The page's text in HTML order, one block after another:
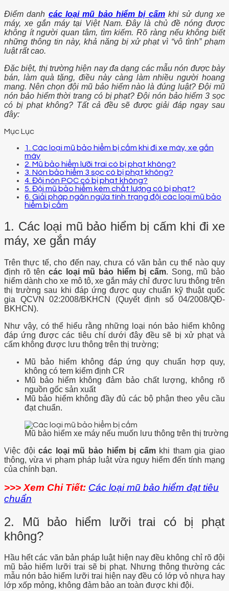
Điểm danh các loại mũ bảo hiểm bị cấmkhi sử dụng xe
máy, xe gắn máy tại Việt Nam. Đây là chủ đề nóng được
không ít người quan tâm, tìm kiếm. Rõ ràng nếu không biết
những thông tin này, khả năng bị xử phạt vì “vô tình” phạm
luật rất cao.
Đặc biệt, thị trường hiện nay đa dạng các mẫu nón được bày
bán, làm quà tặng, điều này càng làm nhiều người hoang
mang. Nên chọn đội mũ bảo hiểm nào là đúng luật? Đội mũ
nón bảo hiểm thời trang có bị phạt? Đội nón bảo hiểm 3 sọc
có bị phạt không? Tất cả đều sẽ được giải đáp ngay sau
đây:
Mục Lục
1. Các loại mũ bảo hiểm bị cấm khi đi xe máy, xe gắn
máy
2. Mũ bảo hiểm lưỡi trai có bị phạt không?
3. Nón bảo hiểm 3 sọc có bị phạt không?
4. Đội nón POC có bị phạt không?
5. Đội mũ bảo hiểm kém chất lượng có bị phạt?
6. Giải pháp ngăn ngừa tình trạng đội các loại mũ bảo
hiểm bị cấm
1. Các loại mũ bảo hiểm bị cấm khi đi xe
máy, xe gắn máy
Trên thực tế, cho đến nay, chưa có văn bản cụ thể nào quy
định rõ tên các loại mũ bảo hiểm bị cấm. Song, mũ bảo
hiểm dành cho xe mô tô, xe gắn máy chỉ được lưu thông trên
thị trường sau khi đáp ứng được quy chuẩn kỹ thuật quốc
gia QCVN 02:2008/BKHCN (Quyết định số 04/2008/QĐ-
BKHCN).
Như vậy, có thể hiểu rằng những loại nón bảo hiểm không
đáp ứng được các tiêu chí dưới đây đều sẽ bị xử phạt và
cấm không được lưu thông trên thị trường;
Mũ bảo hiểm không đáp ứng quy chuẩn hợp quy,
không có tem kiểm định CR
Mũ bảo hiểm không đảm bảo chất lượng, không rõ
nguồn gốc sản xuất
Mũ bảo hiểm không đầy đủ các bộ phận theo yêu cầu
đạt chuẩn.
Mũ bảo hiểm xe máy nếu muốn lưu thông trên thị
Việc độicác loại mũ bảo hiểm bị cấmkhi tham gia giao
thông, vừa vi phạm pháp luật vừa nguy hiểm đến tính mạng
của chính bạn.
>>> Xem Chi Tiết: Các loại mũ bảo hiểm đạt tiêu
chuẩn
2. Mũ bảo hiểm lưỡi trai có bị phạt
không?
Hầu hết các văn bản pháp luật hiện nay đều không chỉ rõ đội
mũ bảo hiểm lưỡi trai sẽ bị phạt. Nhưng thông thường các
mẫu nón bảo hiểm lưỡi trai hiện nay đều có lớp vỏ nhựa hay
lớp xốp mỏng, không đảm bảo an toàn được khi đội.